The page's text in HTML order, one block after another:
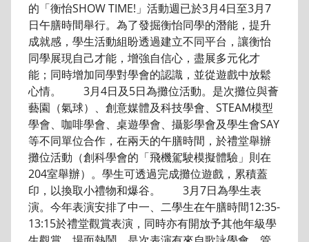
的「衡怡SHOW TIME!」活動週已於3月4日至3月7
日午膳時間舉行。為了發掘衡怡同學的潛能，提升
成就感，學生活動組盼透過建立不同平台，讓衡怡
同學展現自己才能，增強自信心，盡展多元化才
能；同時增加同學對學會的認識，並從遊戲中放鬆
心情。 3月4日及5日為攤位活動。是次攤位與薈
藝園（氣球）、創意媒體及科技學會、STEAM模型
學會、咖啡學會、桌遊學會、攝影學會及學生會SAY
等不同單位合作，在兩天的午膳時間，於禮堂舉辦
攤位活動（創科學會的「飛機駕駛模擬體驗」則在
204室舉辦）。學生可透過完成攤位遊戲，累積蓋
印，以換取小禮物和爆谷。 3月7日為學生表
演。今年表演安排了中一、二學生在午膳時間12:35-
13:15於禮堂觀賞表演，同時亦有開放予其他年級學